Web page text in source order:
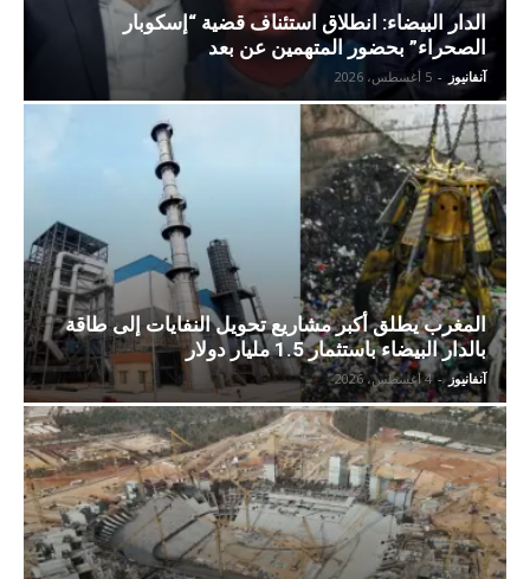
الدار البيضاء: انطلاق استئناف قضية “إسكوبار
الصحراء” بحضور المتهمين عن بعد
آنفانيوز - 5 أغسطس، 2026
المغرب يطلق أكبر مشاريع تحويل النفايات إلى طاقة
بالدار البيضاء باستثمار 1.5 مليار دولار
آنفانيوز - 4 أغسطس، 2026